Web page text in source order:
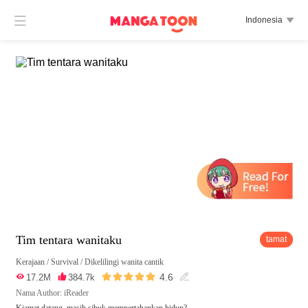
 Indonesia 
Tim tentara wanitaku tamat
Kerajaan /Survival /Dikelilingi wanita cantik
 17.2M 384.7k  4.6 
Nama Author: iReader